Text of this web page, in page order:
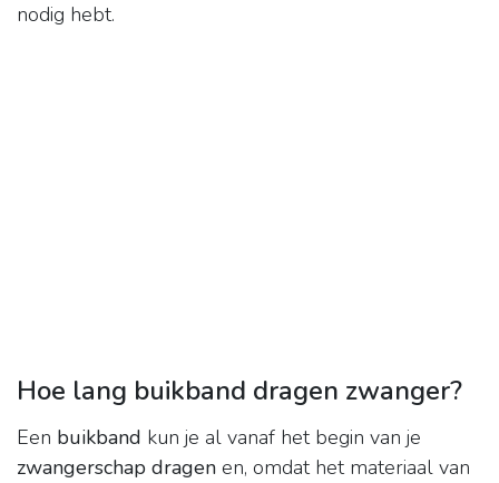
nodig hebt.
Hoe lang buikband dragen zwanger?
Een buikband kun je al vanaf het begin van je
zwangerschap dragen en, omdat het materiaal van